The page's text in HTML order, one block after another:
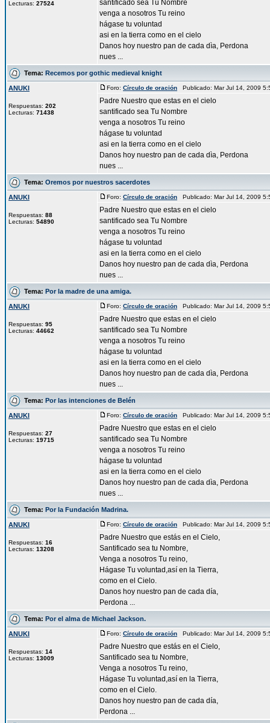
Lecturas: 27524
santificado sea Tu Nombre
venga a nosotros Tu reino
hágase tu voluntad
asi en la tierra como en el cielo
Danos hoy nuestro pan de cada dìa, Perdona
nues ...
Tema: Recemos por gothic medieval knight
ANUKI
Respuestas: 202
Lecturas: 71438
Foro: Círculo de oración Publicado: Mar Jul 14, 2009
Padre Nuestro que estas en el cielo
santificado sea Tu Nombre
venga a nosotros Tu reino
hágase tu voluntad
asi en la tierra como en el cielo
Danos hoy nuestro pan de cada dìa, Perdona
nues ...
Tema: Oremos por nuestros sacerdotes
ANUKI
Respuestas: 88
Lecturas: 54890
Foro: Círculo de oración Publicado: Mar Jul 14, 2009
Padre Nuestro que estas en el cielo
santificado sea Tu Nombre
venga a nosotros Tu reino
hágase tu voluntad
asi en la tierra como en el cielo
Danos hoy nuestro pan de cada dìa, Perdona
nues ...
Tema: Por la madre de una amiga.
ANUKI
Respuestas: 95
Lecturas: 44662
Foro: Círculo de oración Publicado: Mar Jul 14, 2009
Padre Nuestro que estas en el cielo
santificado sea Tu Nombre
venga a nosotros Tu reino
hágase tu voluntad
asi en la tierra como en el cielo
Danos hoy nuestro pan de cada dìa, Perdona
nues ...
Tema: Por las intenciones de Belén
ANUKI
Respuestas: 27
Lecturas: 19715
Foro: Círculo de oración Publicado: Mar Jul 14, 2009
Padre Nuestro que estas en el cielo
santificado sea Tu Nombre
venga a nosotros Tu reino
hágase tu voluntad
asi en la tierra como en el cielo
Danos hoy nuestro pan de cada dìa, Perdona
nues ...
Tema: Por la Fundación Madrina.
ANUKI
Respuestas: 16
Lecturas: 13208
Foro: Círculo de oración Publicado: Mar Jul 14, 2009
Padre Nuestro que estás en el Cielo,
Santificado sea tu Nombre,
Venga a nosotros Tu reino,
Hágase Tu voluntad,así en la Tierra,
como en el Cielo.
Danos hoy nuestro pan de cada día,
Perdona ...
Tema: Por el alma de Michael Jackson.
ANUKI
Respuestas: 14
Lecturas: 13009
Foro: Círculo de oración Publicado: Mar Jul 14, 2009
Padre Nuestro que estás en el Cielo,
Santificado sea tu Nombre,
Venga a nosotros Tu reino,
Hágase Tu voluntad,así en la Tierra,
como en el Cielo.
Danos hoy nuestro pan de cada día,
Perdona ...